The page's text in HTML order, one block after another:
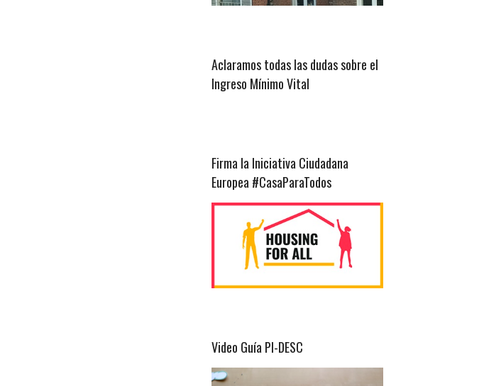
Aclaramos todas las dudas sobre el
Ingreso Mínimo Vital
Firma la Iniciativa Ciudadana
Europea #CasaParaTodos
Video Guía PI-DESC